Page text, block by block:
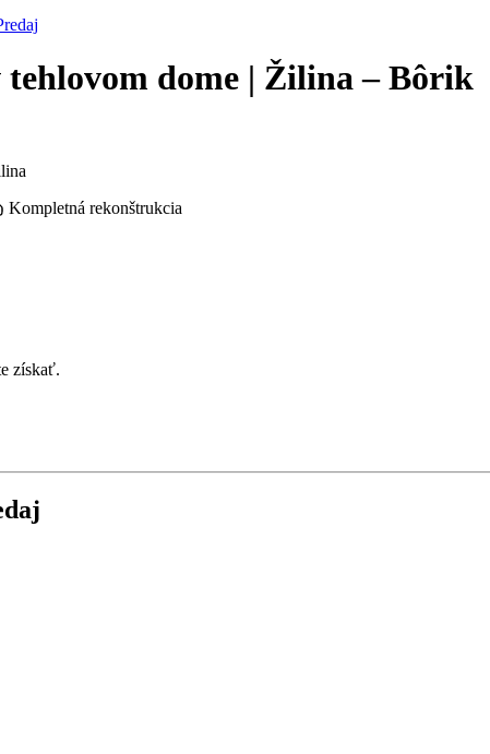
dome | Žilina – Bôrik
Kompletná rekonštrukcia
získať.